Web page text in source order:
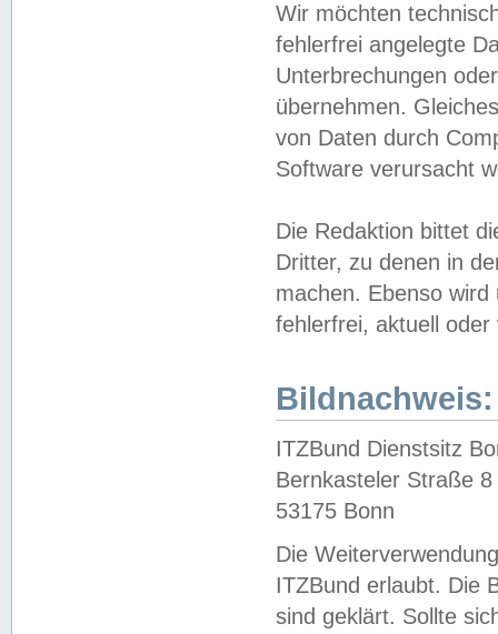
Wir möchten
fehlerfrei angelegte
Unterbrechungen
übernehmen.
von Daten durch
Software verursacht
Die Redaktion bittet
Dritter, zu denen in
machen. Ebenso
fehlerfrei, aktuell oder
Bildnachweis:
ITZBund Dienstsitz
Bernkasteler Straße 8
53175 Bonn
Die
ITZBund erlaubt. Die
sind geklärt. Sollte